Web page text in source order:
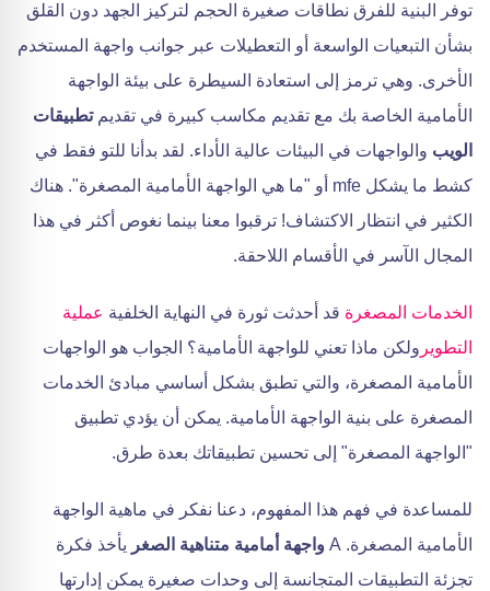
توفر البنية للفرق نطاقات صغيرة الحجم لتركيز الجهد دون القلق
بشأن التبعيات الواسعة أو التعطيلات عبر جوانب واجهة المستخدم
الأخرى. وهي ترمز إلى استعادة السيطرة على بيئة الواجهة
الأمامية الخاصة بك مع تقديم مكاسب كبيرة في تقديمتطبيقات
الويب والواجهات في البيئات عالية الأداء. لقد بدأنا للتو فقط في
كشط ما يشكل mfe أو "ما هي الواجهة الأمامية المصغرة". هناك
الكثير في انتظار الاكتشاف! ترقبوا معنا بينما نغوص أكثر في هذا
المجال الآسر في الأقسام اللاحقة.
الخدمات المصغرة قد أحدثت ثورة في النهاية الخلفية عملية
التطوير ولكن ماذا تعني للواجهة الأمامية؟ الجواب هو الواجهات
الأمامية المصغرة، والتي تطبق بشكل أساسي مبادئ الخدمات
المصغرة على بنية الواجهة الأمامية. يمكن أن يؤدي تطبيق
"الواجهة المصغرة" إلى تحسين تطبيقاتك بعدة طرق.
للمساعدة في فهم هذا المفهوم، دعنا نفكر في ماهية الواجهة
الأمامية المصغرة. A
واجهة أمامية متناهية الصغر يأخذ فكرة
تجزئة التطبيقات المتجانسة إلى وحدات صغيرة يمكن إدارتها